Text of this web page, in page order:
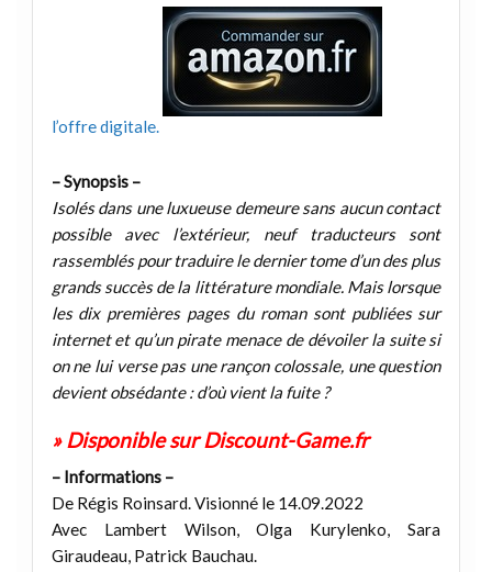
l’offre digitale.
– Synopsis –
Isolés dans une luxueuse demeure sans aucun contact
possible avec l’extérieur, neuf traducteurs sont
rassemblés pour traduire le dernier tome d’un des plus
grands succès de la littérature mondiale. Mais lorsque
les dix premières pages du roman sont publiées sur
internet et qu’un pirate menace de dévoiler la suite si
on ne lui verse pas une rançon colossale, une question
devient obsédante : d’où vient la fuite ?
» Disponible sur Discount-Game.fr
– Informations –
De Régis Roinsard. Visionné le 14.09.2022
Avec Lambert Wilson, Olga Kurylenko, Sara
Giraudeau, Patrick Bauchau.